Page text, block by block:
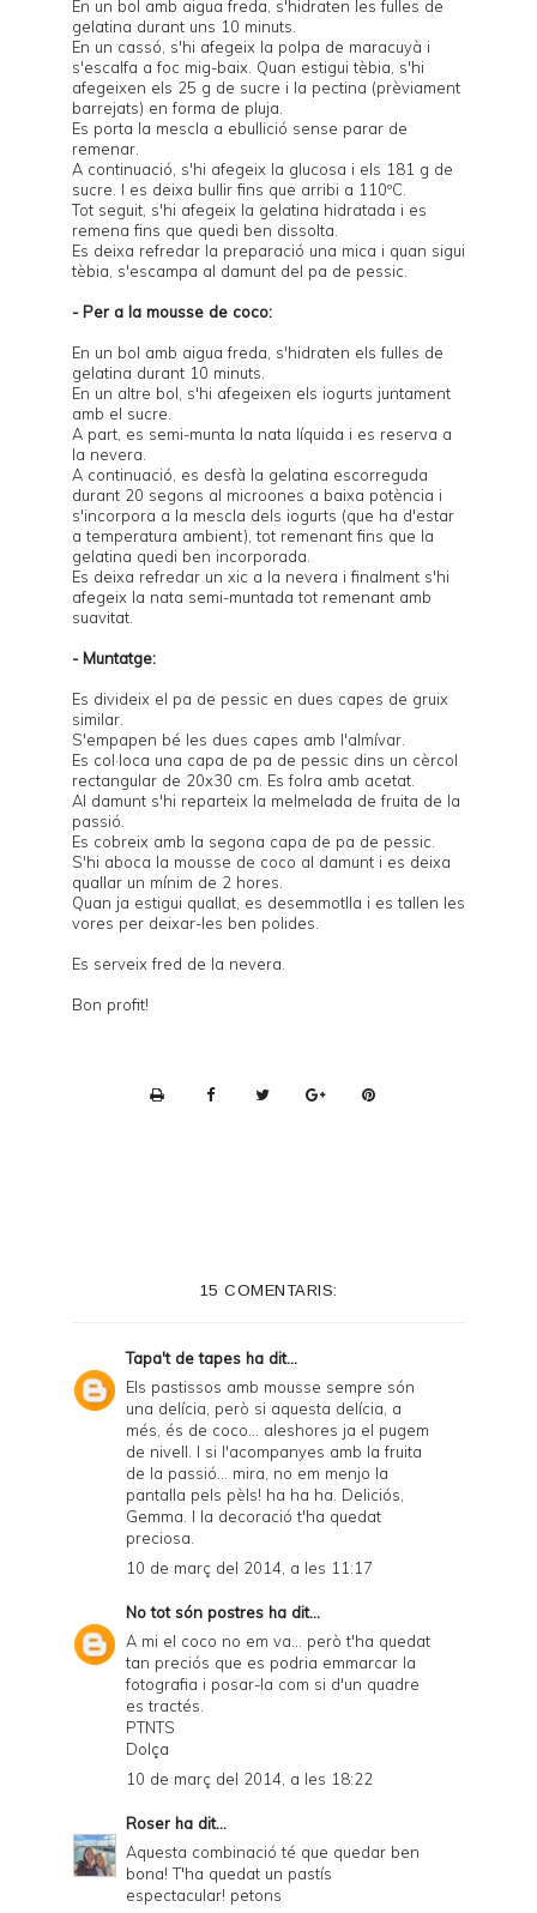
En un bol amb aigua freda, s'hidraten les fulles de
gelatina durant uns 10 minuts.
En un cassó, s'hi afegeix la polpa de maracuyà i
s'escalfa a foc mig-baix. Quan estigui tèbia, s'hi
afegeixen els 25 g de sucre i la pectina (prèviament
barrejats) en forma de pluja.
Es porta la mescla a ebullició sense parar de
remenar.
A continuació, s'hi afegeix la glucosa i els 181 g de
sucre. I es deixa bullir fins que arribi a 110ºC.
Tot seguit, s'hi afegeix la gelatina hidratada i es
remena fins que quedi ben dissolta.
Es deixa refredar la preparació una mica i quan sigui
tèbia, s'escampa al damunt del pa de pessic.
- Per a la mousse de coco:
En un bol amb aigua freda, s'hidraten els fulles de
gelatina durant 10 minuts.
En un altre bol, s'hi afegeixen els iogurts juntament
amb el sucre.
A part, es semi-munta la nata líquida i es reserva a
la nevera.
A continuació, es desfà la gelatina escorreguda
durant 20 segons al microones a baixa potència i
s'incorpora a la mescla dels iogurts (que ha d'estar
a temperatura ambient), tot remenant fins que la
gelatina quedi ben incorporada.
Es deixa refredar un xic a la nevera i finalment s'hi
afegeix la nata semi-muntada tot remenant amb
suavitat.
- Muntatge:
Es divideix el pa de pessic en dues capes de gruix
similar.
S'empapen bé les dues capes amb l'almívar.
Es col·loca una capa de pa de pessic dins un cèrcol
rectangular de 20x30 cm. Es folra amb acetat.
Al damunt s'hi reparteix la melmelada de fruita de la
passió.
Es cobreix amb la segona capa de pa de pessic.
S'hi aboca la mousse de coco al damunt i es deixa
quallar un mínim de 2 hores.
Quan ja estigui quallat, es desemmotlla i es tallen les
vores per deixar-les ben polides.
Es serveix fred de la nevera.
Bon profit!
i
e
d
n
d
D
15 COMENTARIS:
Tapa't de tapes ha dit...
Els pastissos amb mousse sempre són
una delícia, però si aquesta delícia, a
més, és de coco... aleshores ja el pugem
de nivell. I si l'acompanyes amb la fruita
de la passió... mira, no em menjo la
pantalla pels pèls! ha ha ha. Deliciós,
Gemma. I la decoració t'ha quedat
preciosa.
10 de març del 2014, a les 11:17
No tot són postres ha dit...
A mi el coco no em va... però t'ha quedat
tan preciós que es podria emmarcar la
fotografia i posar-la com si d'un quadre
es tractés.
PTNTS
Dolça
10 de març del 2014, a les 18:22
Roser ha dit...
Aquesta combinació té que quedar ben
bona! T'ha quedat un pastís
espectacular! petons